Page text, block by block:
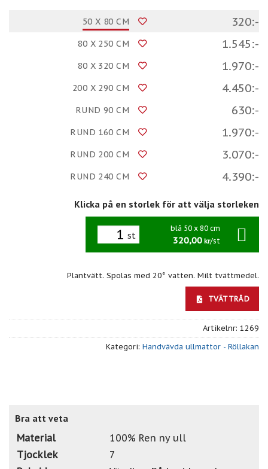
50 X 80 CM 320:-
80 X 250 CM 1.545:-
80 X 320 CM 1.970:-
200 X 290 CM 4.450:-
RUND 90 CM 630:-
RUND 160 CM 1.970:-
RUND 200 CM 3.070:-
RUND 240 CM 4.390:-
Klicka på en storlek för att välja storleken
st
blå 50 x 80 cm
320,00 kr/st
Plantvätt. Spolas med 20° vatten. Milt tvättmedel.
TVÄTTRÅD
Artikelnr: 1269
Kategori: Handvävda ullmattor - Röllakan
Bra att veta
Material
100% Ren ny ull
Tjocklek
7